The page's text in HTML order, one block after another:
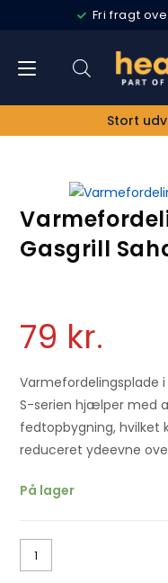
Fri fragt
Stort
Gasgrill
79 kr.
Varmefordelingsplade
S-serien hjælper med
fedtopbygning,
reduceret ydeevne
På lager